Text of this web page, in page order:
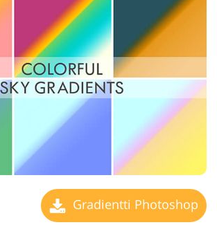
Gradientti Photoshop